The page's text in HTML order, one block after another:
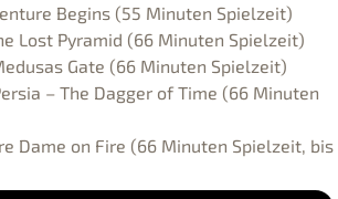
Begins (55 Minuten Spielzeit)
Lost Pyramid (66 Minuten Spielzeit)
Gate (66 Minuten Spielzeit)
– The Dagger of Time (66 Minuten
Dame on Fire (66 Minuten Spielzeit, bis